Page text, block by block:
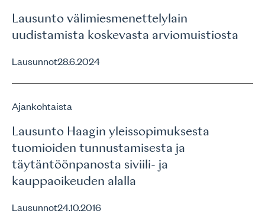
Lausunto välimiesmenettelylain
uudistamista koskevasta arviomuistiosta
Lausunnot28.6.2024
Ajankohtaista
Lausunto Haagin yleissopimuksesta
tuomioiden tunnustamisesta ja
täytäntöönpanosta siviili- ja
kauppaoikeuden alalla
Lausunnot24.10.2016